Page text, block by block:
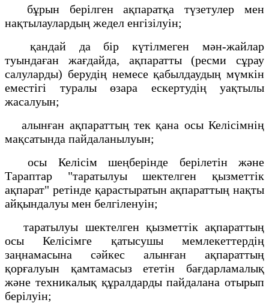
бұрын берілген ақпаратқа түзетулер мен
нақтылаулардың жедел енгізілуін;
қандай да бір күтілмеген мән-жайлар
туындаған жағдайда, ақпаратты (ресми сұрау
салуларды) берудің немесе қабылдаудың мүмкін
еместігі туралы өзара ескертудің уақтылы
жасалуын;
алынған ақпараттың тек қана осы Келісімнің
мақсатында пайдаланылуын;
осы Келісім шеңберінде берілетін және
Тараптар "таратылуы шектелген қызметтік
ақпарат" ретінде қарастыратын ақпараттың нақты
айқындалуы мен белгіленуін;
таратылуы шектелген қызметтік ақпараттың
осы Келісімге қатысушы мемлекеттердің
заңнамасына сәйкес алынған ақпараттың
қорғалуын қамтамасыз ететін бағдарламалық
және техникалық құралдарды пайдалана отырып
берілуін;